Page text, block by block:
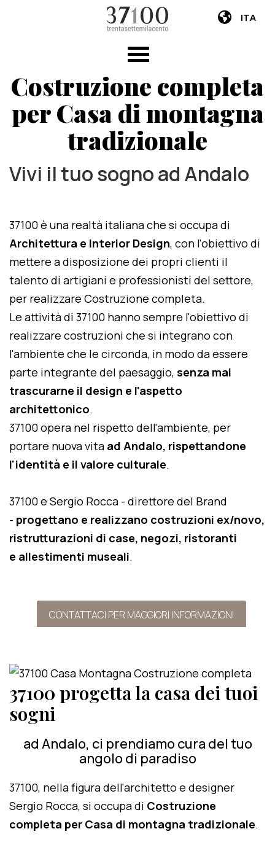
ITA
Costruzione completa
per Casa di montagna
tradizionale
Vivi il tuo sogno ad Andalo
37100 è una realtà italiana che si occupa di
Architettura e Interior Design, con l'obiettivo di
mettere a disposizione dei propri clienti il
talento di artigiani e professionisti del settore,
per realizzare Costruzione completa.
Le attività di 37100 hanno sempre l'obiettivo di
realizzare costruzioni che si integrano con
l'ambiente che le circonda, in modo da essere
parte integrante del paesaggio, senza mai
trascurarne il design e l'aspetto
architettonico.
37100 opera nel rispetto dell'ambiente, per
portare nuova vita ad Andalo, rispettandone
l'identità e il valore culturale.
37100 e Sergio Rocca - direttore del Brand
- progettano e realizzano costruzioni ex/novo,
ristrutturazioni di case, negozi, ristoranti
e allestimenti museali.
CONTATTACI PER MAGGIORI INFORMAZIONI
37100 progetta la casa dei tuoi
sogni
ad Andalo, ci prendiamo cura del tuo
angolo di paradiso
37100, nella figura dell'architetto e designer
Sergio Rocca, si occupa di Costruzione
completa per Casa di montagna tradizionale.